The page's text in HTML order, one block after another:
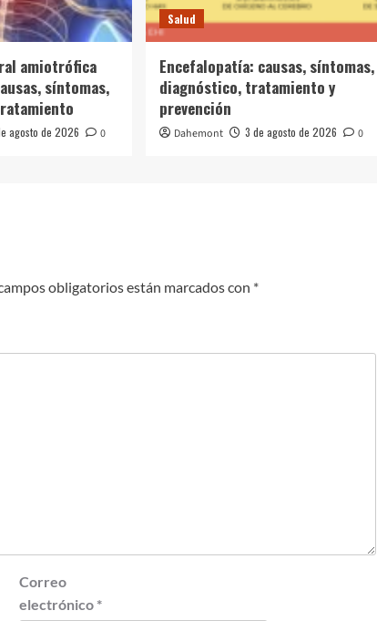
amiotrófica
síntomas,
agosto de 2026 0
Salud
Encefalopatía: causas, síntomas,
diagnóstico, tratamiento y
prevención
Dahemont 3 de agosto de 2026 0
obligatorios están marcados con *
Correo
electrónico *